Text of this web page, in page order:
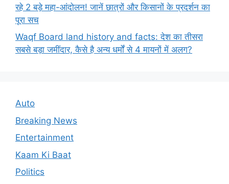
रहे 2 बड़े महा-आंदोलन! जानें छात्रों और किसानों के प्रदर्शन का
पूरा सच
Waqf Board land history and facts: देश का तीसरा
सबसे बड़ा जमींदार, कैसे है अन्य धर्मों से 4 मायनों में अलग?
Auto
Breaking News
Entertainment
Kaam Ki Baat
Politics